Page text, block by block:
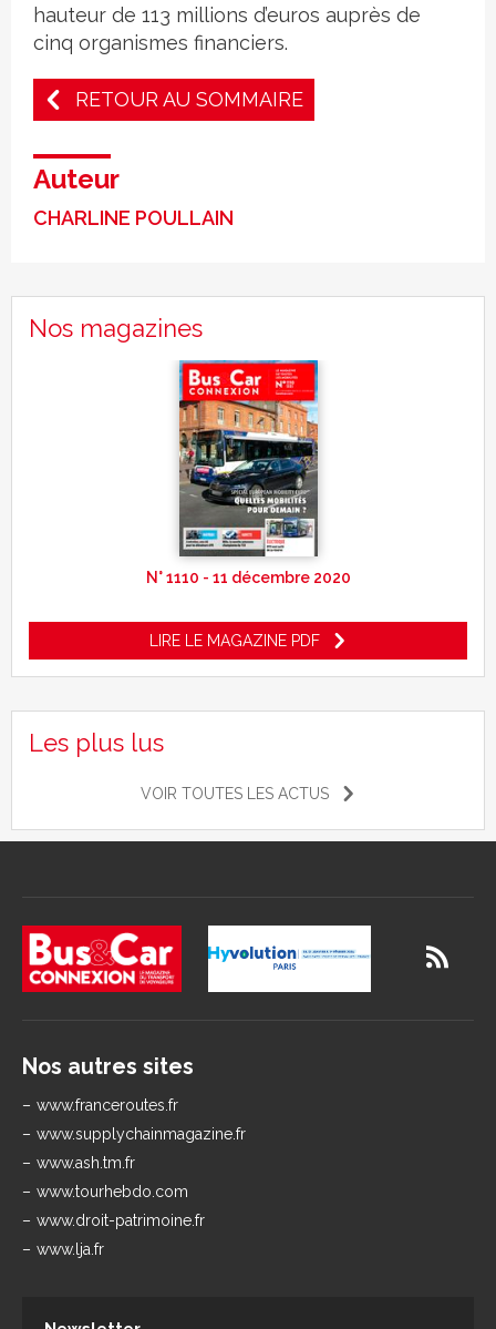
hauteur de 113 millions d’euros auprès de
cinq organismes financiers.
RETOUR AU SOMMAIRE
Auteur
CHARLINE POULLAIN
Nos magazines
N° 1110 - 11 décembre 2020
LIRE LE MAGAZINE PDF
Les plus lus
VOIR TOUTES LES ACTUS
Nos autres sites
www.franceroutes.fr
www.supplychainmagazine.fr
www.ash.tm.fr
www.tourhebdo.com
www.droit-patrimoine.fr
www.lja.fr